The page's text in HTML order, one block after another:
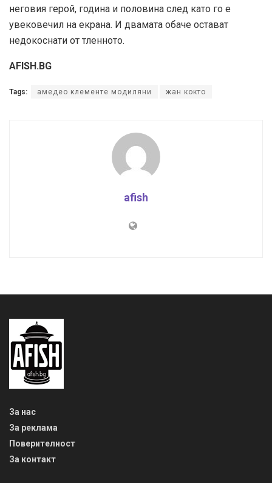
неговия герой, година и половина след като го е
увековечил на екрана. И двамата обаче остават
недокоснати от тленното.
AFISH.BG
Tags: амедео клементе модиляни жан кокто
afish
За нас
За реклама
Поверителност
За контакт